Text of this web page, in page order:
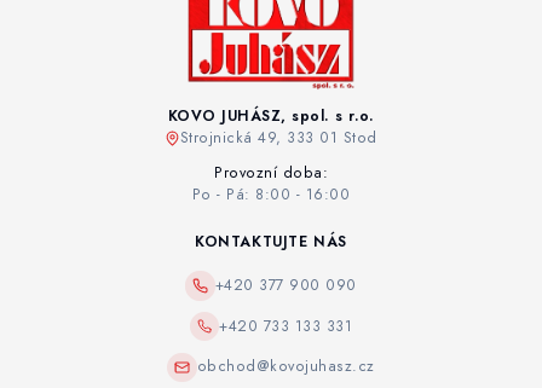
KOVO JUHÁSZ, spol. s r.o.
Strojnická 49, 333 01 Stod
Provozní doba:
Po - Pá: 8:00 - 16:00
KONTAKTUJTE NÁS
+420 377 900 090
+420 733 133 331
obchod@kovojuhasz.cz